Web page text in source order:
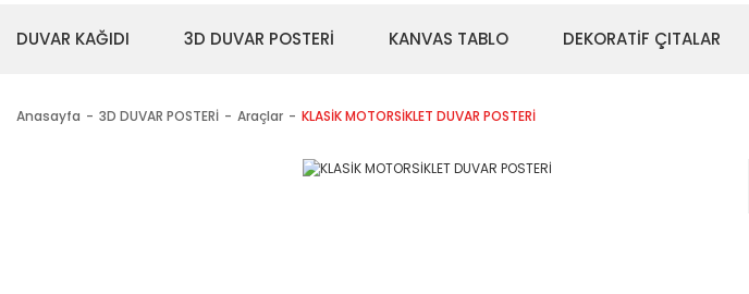
DUVAR KAĞIDI 3D DUVAR POSTERİ KANVAS TABLO DEKORATİF ÇITALAR
Anasayfa 3D DUVAR POSTERİ Araçlar KLASİK MOTORSİKLET DUVAR POSTERİ